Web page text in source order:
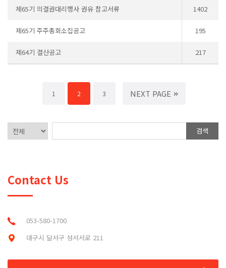
제65기 의결권대리행사 권유 참고서류 1402
제65기 주주총회소집공고 195
제64기 결산공고 217
1 2 3 NEXT PAGE
검색
Contact Us
053-580-1700
대구시 달서구 성서서로 211